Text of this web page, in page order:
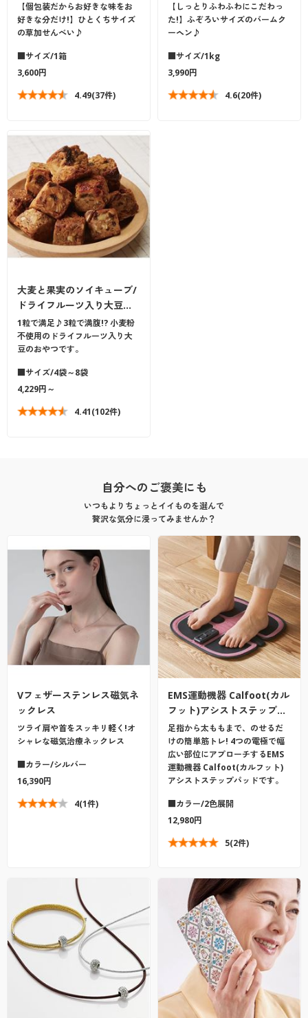
【個包装だからお好きな味をお
好きな分だけ!】ひとくちサイズ
の草加せんべい♪
■サイズ/1箱
3,600円
4.49(37件)
【しっとりふわふわにこだわっ
た!】ふぞろいサイズのバームク
ーヘン♪
■サイズ/1kg
3,990円
4.6(20件)
大麦と果実のソイキューブ/
ドライフルーツ入り大豆…
1粒で満足♪3粒で満腹!? 小麦粉
不使用のドライフルーツ入り大
豆のおやつです。
■サイズ/4袋～8袋
4,229円～
4.41(102件)
自分へのご褒美にも
いつもよりちょっとイイものを選んで
贅沢な気分に浸ってみませんか？
Vフェザーステンレス磁気ネ
ックレス
ツライ肩や首をスッキリ軽く!オ
シャレな磁気治療ネックレス
■カラー/シルバー
16,390円
4(1件)
EMS運動機器 Calfoot(カル
フット)アシストステップ…
足指から太ももまで、のせるだ
けの簡単筋トレ! 4つの電極で幅
広い部位にアプローチするEMS
運動機器 Calfoot(カルフット)
アシストステップパッドです。
■カラー/2色展開
12,980円
5(2件)